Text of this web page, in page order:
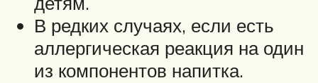
В редких случаях, если есть
аллергическая реакция на один
из компонентов напитка.